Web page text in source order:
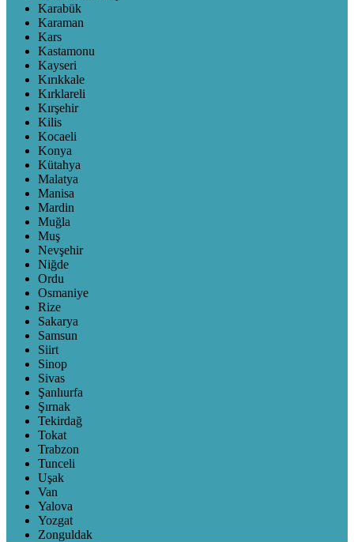
Karabük
Karaman
Kars
Kastamonu
Kayseri
Kırıkkale
Kırklareli
Kırşehir
Kilis
Kocaeli
Konya
Kütahya
Malatya
Manisa
Mardin
Muğla
Muş
Nevşehir
Niğde
Ordu
Osmaniye
Rize
Sakarya
Samsun
Siirt
Sinop
Sivas
Şanlıurfa
Şırnak
Tekirdağ
Tokat
Trabzon
Tunceli
Uşak
Van
Yalova
Yozgat
Zonguldak